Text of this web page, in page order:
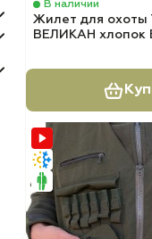
В наличии
Жилет для
ВЕЛИКАН хлопок